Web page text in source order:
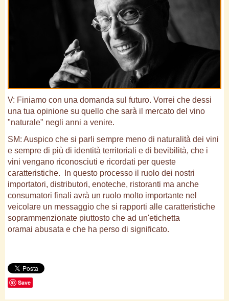
V: Finiamo con una domanda sul futuro. Vorrei che dessi
una tua opinione su quello che sarà il mercato del vino
"naturale" negli anni a venire.
SM: Auspico che si parli sempre meno di naturalità dei vini
e sempre di più di identità territoriali e di bevibilità, che i
vini vengano riconosciuti e ricordati per queste
caratteristiche. In questo processo il ruolo dei nostri
importatori, distributori, enoteche, ristoranti ma anche
consumatori finali avrà un ruolo molto importante nel
veicolare un messaggio che si rapporti alle caratteristiche
soprammenzionate piuttosto che ad un'etichetta
oramai abusata e che ha perso di significato.
Save